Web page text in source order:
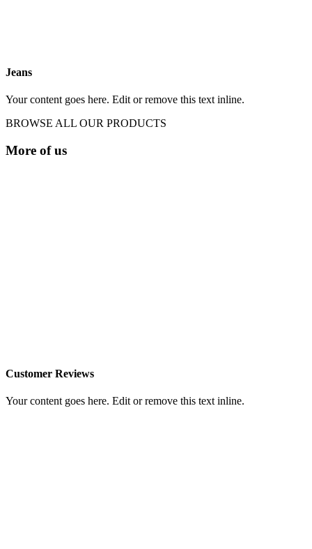
Jeans
Your content goes here. Edit or remove this text inline.
BROWSE ALL OUR PRODUCTS
More of us
Customer Reviews
Your content goes here. Edit or remove this text inline.